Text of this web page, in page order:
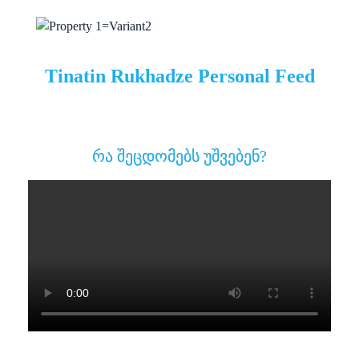
Tinatin Rukhadze Personal Feed
რა შეცდომებს უშვებენ?